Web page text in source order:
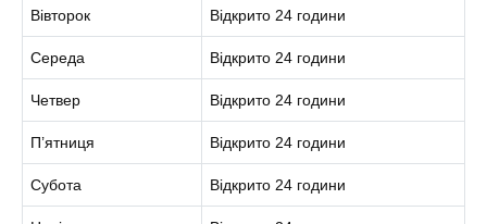
Вівторок Відкрито 24 години
Середа Відкрито 24 години
Четвер Відкрито 24 години
П’ятниця Відкрито 24 години
Субота Відкрито 24 години